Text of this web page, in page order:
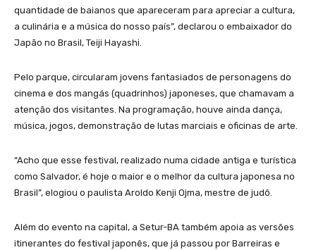
quantidade de baianos que apareceram para apreciar a cultura,
a culinária e a música do nosso país”, declarou o embaixador do
Japão no Brasil, Teiji Hayashi.
Pelo parque, circularam jovens fantasiados de personagens do
cinema e dos mangás (quadrinhos) japoneses, que chamavam a
atenção dos visitantes. Na programação, houve ainda dança,
música, jogos, demonstração de lutas marciais e oficinas de arte.
“Acho que esse festival, realizado numa cidade antiga e turística
como Salvador, é hoje o maior e o melhor da cultura japonesa no
Brasil”, elogiou o paulista Aroldo Kenji Ojma, mestre de judô.
Além do evento na capital, a Setur-BA também apoia as versões
itinerantes do festival japonês, que já passou por Barreiras e